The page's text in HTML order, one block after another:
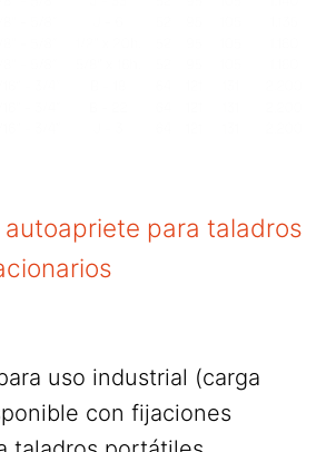
para taladros
uso industrial (carga
con fijaciones